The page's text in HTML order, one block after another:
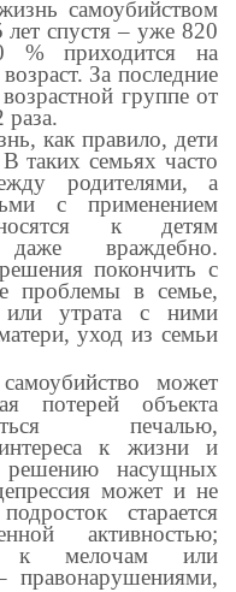
самоубийством
лет спустя – уже 820
% приходится на
За последние
группе от
раза.
как правило, дети
таких семьях часто
родителями, а
с применением
к детям
враждебно.
покончить с
проблемы в семье,
или утрата с ними
уход из семьи
может
потерей объекта
печалью,
к жизни и
решению насущных
может и не
старается
активностью;
к мелочам или